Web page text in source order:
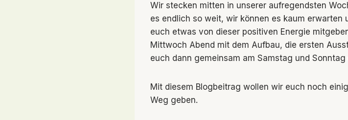
Wir stecken mitten in unserer aufregendsten
es endlich so weit, wir können es kaum erwarten
euch etwas von dieser positiven Energie
Mittwoch Abend mit dem Aufbau, die ersten
euch dann gemeinsam am Samstag und Sonntag
Mit diesem Blogbeitrag wollen wir euch noch
Weg geben.